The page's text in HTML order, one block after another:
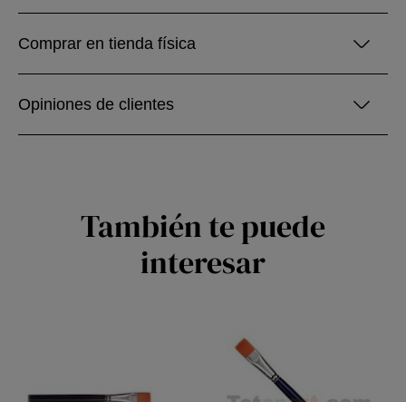
Comprar en tienda física
Opiniones de clientes
También te puede
interesar